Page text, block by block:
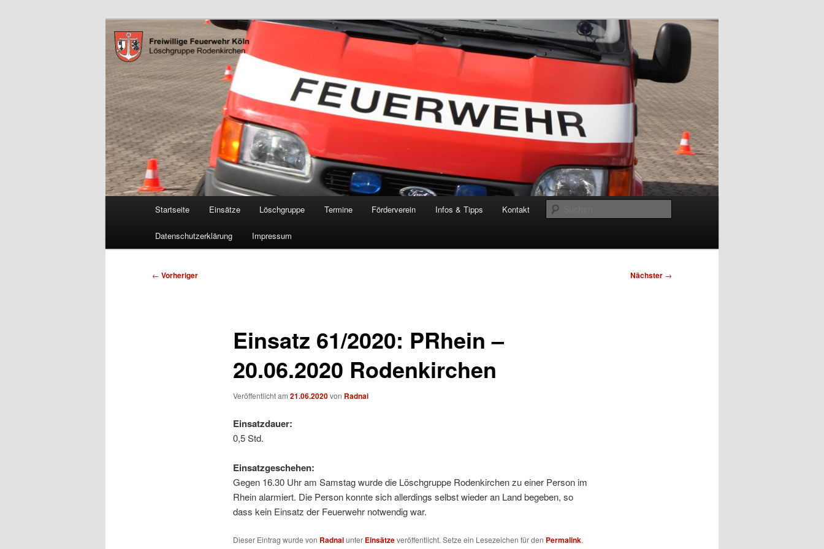
FF Köln, LG RD
Freiwillige Feuerwehr Köln, Löschgruppe Rodenkirchen
Startseite Einsätze Löschgruppe Termine Förderverein Infos & Tipps Kontakt
Datenschutzerklärung Impressum
Beitragsnavigation
← Vorheriger Nächster →
Einsatz 61/2020: PRhein –
20.06.2020 Rodenkirchen
Veröffentlicht am 21.06.2020von Radnai
Einsatzdauer:
0,5 Std.
Einsatzgeschehen:
Gegen 16.30 Uhr am Samstag wurde die Löschgruppe Rodenkirchen zu einer Person im
Rhein alarmiert. Die Person konnte sich allerdings selbst wieder an Land begeben, so
dass kein Einsatz der Feuerwehr notwendig war.
Dieser Eintrag wurde von Radnaiunter Einsätzeveröffentlicht. Setze ein Lesezeichen für den Permalink.